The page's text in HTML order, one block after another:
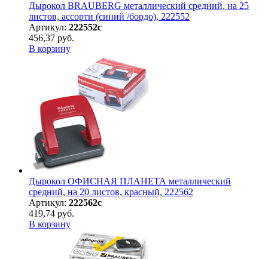
Дырокол BRAUBERG металлический средний, на 25
листов, ассорти (синий /бордо), 222552
Артикул: 222552с
456,37 руб.
В корзину
Дырокол ОФИСНАЯ ПЛАНЕТА металлический
средний, на 20 листов, красный, 222562
Артикул: 222562с
419,74 руб.
В корзину